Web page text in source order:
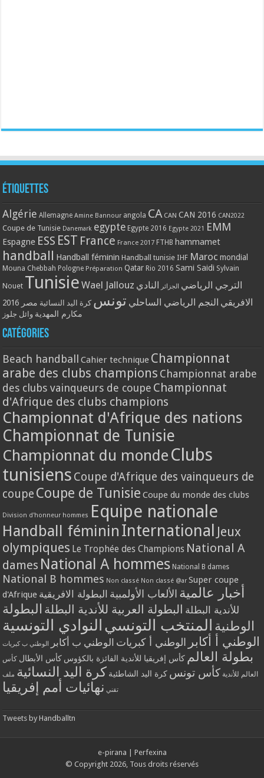
Étiquettes
Algérie Allemagne Amine Bannour angola CA CAN CAN 2016 CAN2022
Coupe de Tunisie Danemark egypte Egypte 2016 Egypte 2021 EMM
Espagne ESS EST France France 2017 FTHB hammamet
handball Handball féminin Handball tunisie IHF Maroc mondial
Mouna Chebbah Pologne Préparation Qatar Rio 2016 Sami Saidi Sylvain
Nouet Tunisie Wael Jallouz الترجي الرياضي الجزائر النادي
الافريقي النجم الرياضي الساحلي تونس كرة اليد النسائية مصر 2016
مكارم المهدية وائل جلوز
Catégories
Beach handball Cahier technique Championnat
arabe des clubs champions Championnat arabe
des clubs vainqueurs de coupe Championnat
d'Afrique des clubs champions
Championnat d'Afrique des nations
Championnat de Tunisie
Championnat du monde Clubs
tunisiens Coupe d'Afrique des vainqueurs de
coupe Coupe de Tunisie Coupe du monde des clubs
Division d'honneur hommes Equipe nationale
Handball féminin International Jeux
olympiques Le Trophée des Champions National A
dames National A hommes National B dames
National B hommes Non classé Non classé @ar Super coupe
d'Afrique
أخبار عالمية الألعاب الأولمبية البطولة الافريقية
للأندية البطلة البطولة العربية للأندية البطلة البطولة
الوطنية المنتخب التونسي النوادي التونسية
الوطني أ أكابر الوطني أ كبريات الوطني ب أكابر الوطني ب كبريات
بطولة العالم كأس إفريقيا للأندية الفائزة بالكؤوس كأس الأبطال كأس
العالم للأندية كأس تونس كرة اليد الشاطئية كرة اليد النسائية ملف
تقني نهائيات أمم إفريقيا
Tweets by Handballtn
e-pirana
Perfexina
© Copyright 2026, Tous droits réservés